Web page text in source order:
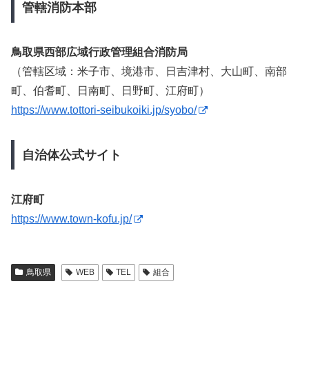
管轄消防本部
鳥取県西部広域行政管理組合消防局
（管轄区域：米子市、境港市、日吉津村、大山町、南部
町、伯耆町、日南町、日野町、江府町）
https://www.tottori-seibukoiki.jp/syobo/
自治体公式サイト
江府町
https://www.town-kofu.jp/
鳥取県 WEB TEL 組合